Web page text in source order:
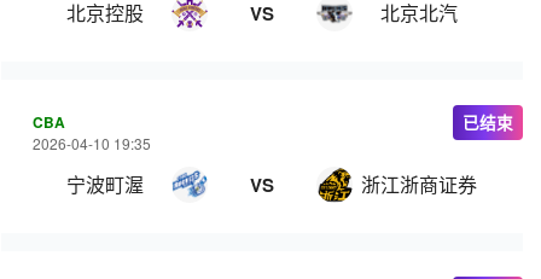
北京控股 VS 北京北汽
CBA
2026-04-10 19:35
宁波町渥 VS 浙江浙商证券
已结束